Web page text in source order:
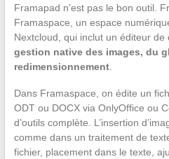
Framapad n’est pas le bon outil.
Framaspace, un espace
Nextcloud, qui inclut un éditeur
gestion native des images, du
redimensionnement.
Dans Framaspace, on édite un
ODT ou DOCX via OnlyOffice ou
d’outils complète. L’insertion
comme dans un traitement de
fichier, placement dans le texte,